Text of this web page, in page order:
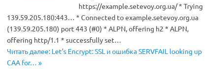
https://example.setevoy.org.ua/ * Trying
139.59.205.180:443… * Connected to example.setevoy.org.ua
(139.59.205.180) port 443 (#0) * ALPN, offering h2 * ALPN,
offering http/1.1 * successfully set…
Читать далее: Let’s Encrypt: SSL и ошибка SERVFAIL looking up
CAA for… »